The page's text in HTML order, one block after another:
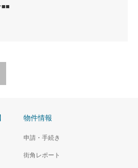
■■
物件情報
申請・手続き
街角レポート